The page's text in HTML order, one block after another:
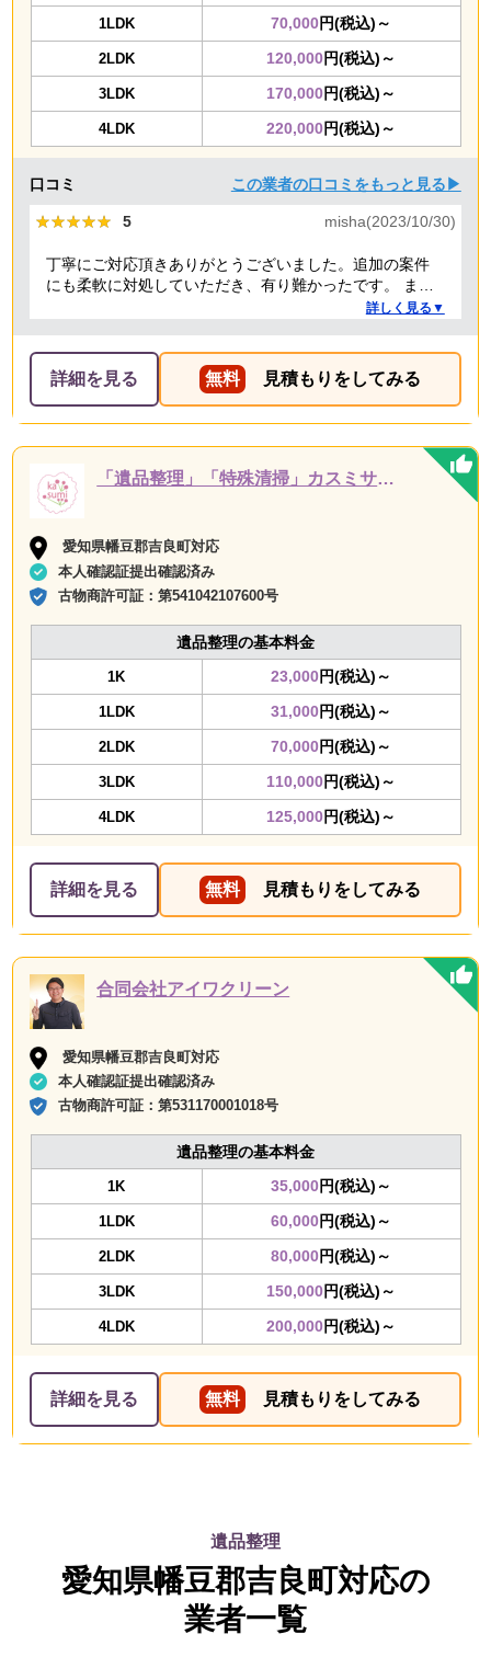
1LDK 70,000円(税込)～
2LDK 120,000円(税込)～
3LDK 170,000円(税込)～
4LDK 220,000円(税込)～
口コミ この業者の口コミをもっと見る▶
★★★★★
★★★★★ 5 misha(2023/10/30)
丁寧にご対応頂きありがとうございました。追加の案件
にも柔軟に対処していただき、有り難かったです。 また
何かありましたらぜひよろしくお願いします。詳しく見る▼
詳細を見る 無料 見積もりをしてみる
「遺品整理」「特殊清掃」カスミサービス
愛知県幡豆郡吉良町対応
本人確認証提出確認済み
古物商許可証：第541042107600号
遺品整理の基本料金
1K 23,000円(税込)～
1LDK 31,000円(税込)～
2LDK 70,000円(税込)～
3LDK 110,000円(税込)～
4LDK 125,000円(税込)～
詳細を見る 無料 見積もりをしてみる
合同会社アイワクリーン
愛知県幡豆郡吉良町対応
本人確認証提出確認済み
古物商許可証：第531170001018号
遺品整理の基本料金
1K 35,000円(税込)～
1LDK 60,000円(税込)～
2LDK 80,000円(税込)～
3LDK 150,000円(税込)～
4LDK 200,000円(税込)～
詳細を見る 無料 見積もりをしてみる
遺品整理
愛知県幡豆郡吉良町対応の
業者一覧